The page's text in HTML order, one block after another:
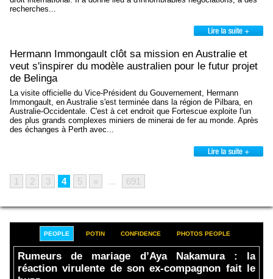
recherches...
Hermann Immongault clôt sa mission en Australie et
veut s'inspirer du modèle australien pour le futur projet
de Belinga
La visite officielle du Vice-Président du Gouvernement, Hermann
Immongault, en Australie s'est terminée dans la région de Pilbara, en
Australie-Occidentale. C'est à cet endroit que Fortescue exploite l'un
des plus grands complexes miniers de minerai de fer au monde. Après
des échanges à Perth avec...
1 2 3 4 5 » ... 691
PEOPLE POTIN CONFIDENCE PHOTOS PEOPLE
Rumeurs de mariage d’Aya Nakamura : la
réaction virulente de son ex-compagnon fait le